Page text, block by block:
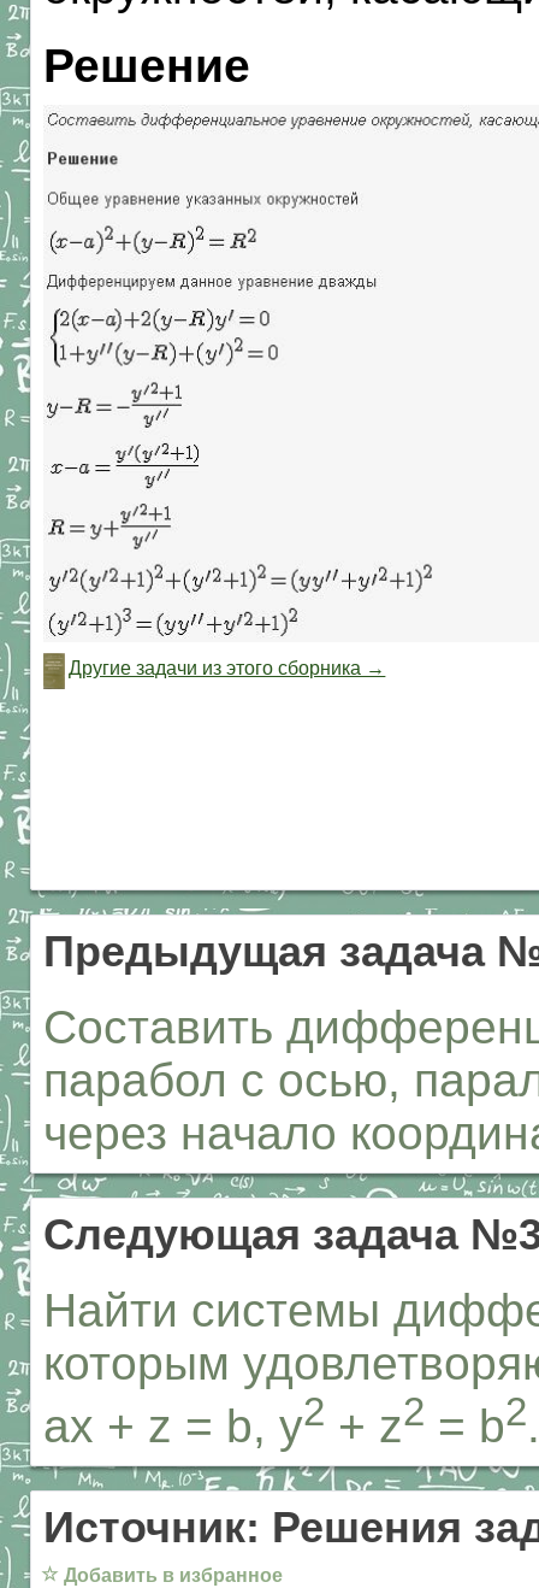
Решение
Другие задачи из этого сборника →
Предыдущая задача
Составить
парабол с осью,
через начало
Следующая задача
Найти системы
которым
ax + z = b, y2 + z2 = b2.
Источник: Решения
☆ Добавить в избранное